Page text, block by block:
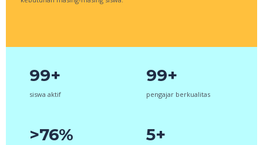
99+
siswa aktif
>76%
99+
pengajar berkualitas
5+